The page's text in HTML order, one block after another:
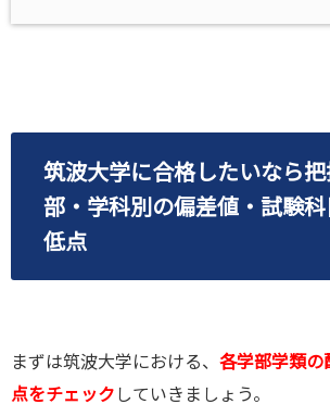
筑波大学に合格したいなら
部・学科別の偏差値・試験
低点
まずは筑波大学における、 各学部学類の
点をチェック していきましょう。